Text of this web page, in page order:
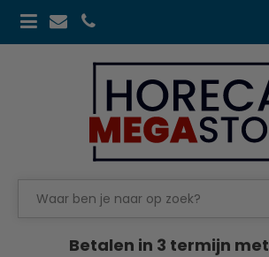
Betalen in 3 termijn met